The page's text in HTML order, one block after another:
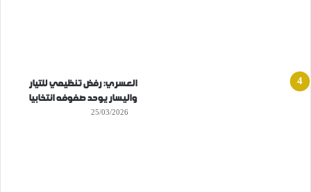
العسري: رفض تنظيمي للتيار
واليسار يوحد صفوفه انتخابيا
25/03/2026